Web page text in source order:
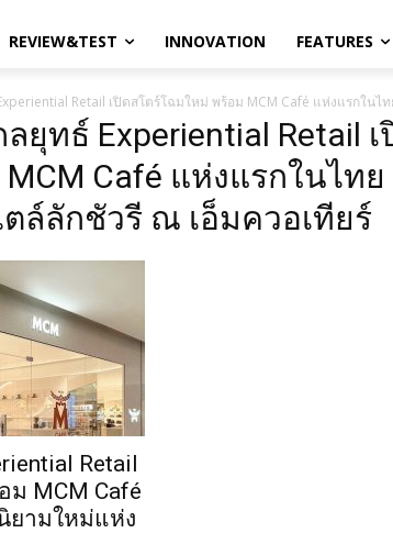
REVIEW&TEST INNOVATION FEATURES
Retail เปิดสโตร์โฉมใหม่ พร้อม MCM Café แห่งแรกใน
ยุทธ์ Experiential Retail
Café แห่งแรกในไท
ล์ลักชัวรี ณ เอ็มควอเทียร์
Retail
ม MCM Café
ยามใหม่แห่ง